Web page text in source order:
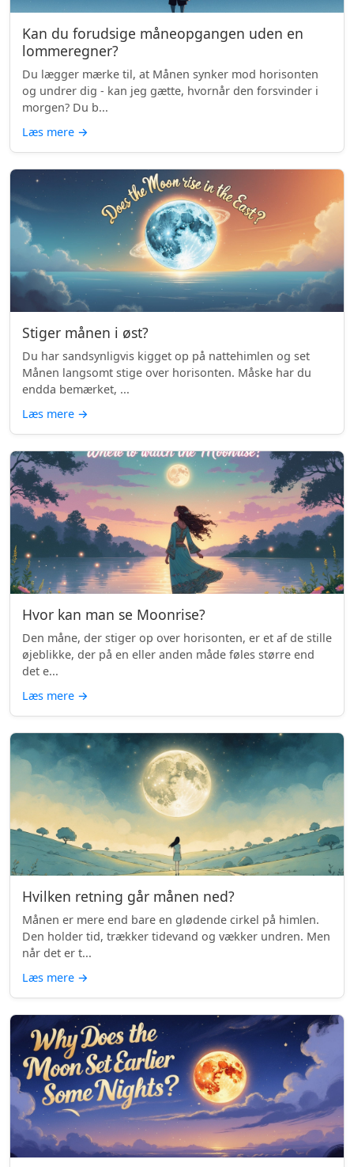
Kan du forudsige måneopgangen uden en
lommeregner?
Du lægger mærke til, at Månen synker mod horisonten
og undrer dig - kan jeg gætte, hvornår den forsvinder i
morgen? Du b...
Læs mere →
Stiger månen i øst?
Du har sandsynligvis kigget op på nattehimlen og set
Månen langsomt stige over horisonten. Måske har du
endda bemærket, ...
Læs mere →
Hvor kan man se Moonrise?
Den måne, der stiger op over horisonten, er et af de stille
øjeblikke, der på en eller anden måde føles større end
det e...
Læs mere →
Hvilken retning går månen ned?
Månen er mere end bare en glødende cirkel på himlen.
Den holder tid, trækker tidevand og vækker undren. Men
når det er t...
Læs mere →